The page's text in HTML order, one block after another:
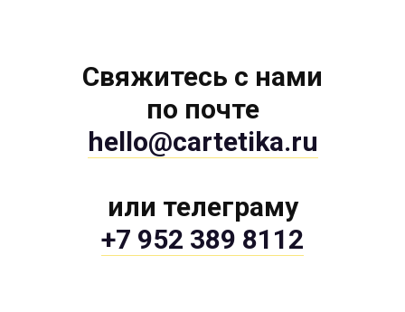
Свяжитесь с нами
по почте
hello@cartetika.ru
или телеграму
+7 952 389 8112